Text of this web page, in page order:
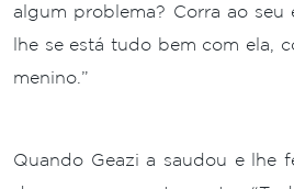
algum problema? Corra ao
lhe se está tudo bem com ela,
menino.”
Quando Geazi a saudou e lhe